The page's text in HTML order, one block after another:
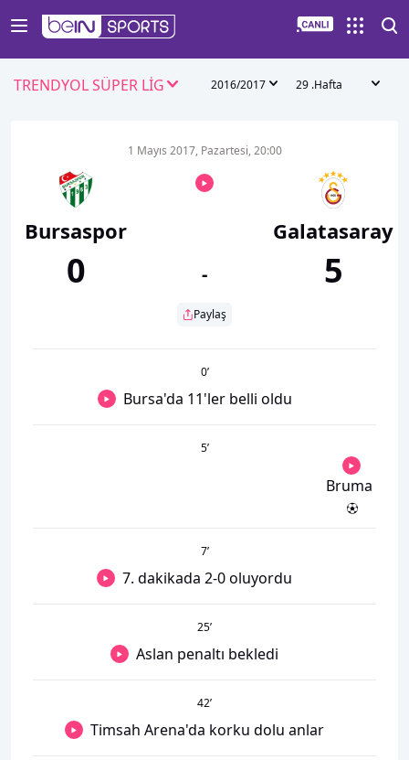
TRENDYOL SÜPER LİG 2016/2017 29 .Hafta
Bursaspor
0
1 Mayıs 2017, Pazartesi, 20:00
-
Paylaş
Galatasaray
5
0’
Bursa'da 11'ler belli oldu
5’
Bruma
7’
7. dakikada 2-0 oluyordu
25’
Aslan penaltı bekledi
42’
Timsah Arena'da korku dolu anlar